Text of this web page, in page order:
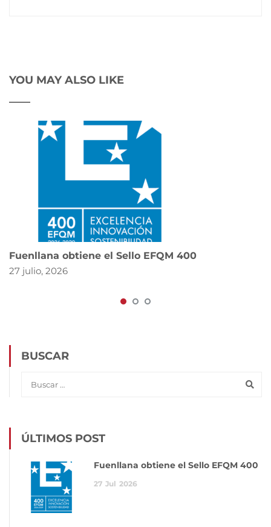
YOU MAY ALSO LIKE
Fuenllana obtiene el Sello EFQM 400
27 julio, 2026
BUSCAR
ÚLTIMOS POST
Fuenllana obtiene el Sello EFQM 400
27 Jul 2026